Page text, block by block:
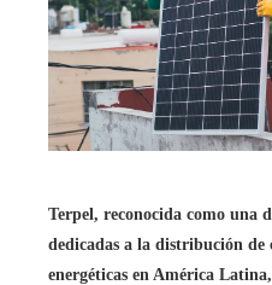
Terpel, reconocida como una
dedicadas a la distribución de
energéticas en América